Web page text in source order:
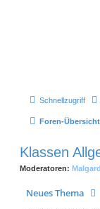
Schnellzugriff
Foren-Übersicht
Klassen
Moderatoren:
Neues Thema